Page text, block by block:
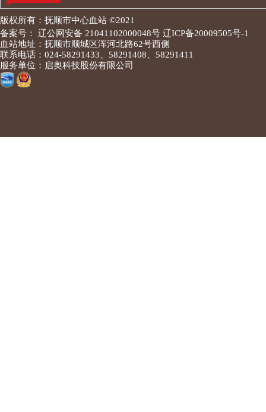
版权所有：抚顺市中心血站 ©2021
备案号： 辽公网安备 21041102000048号 辽ICP备20009505号-1
血站地址：抚顺市顺城区浑河北路62号西侧
联系电话：024-58291433、58291408、58291411
服务单位：启奥科技股份有限公司